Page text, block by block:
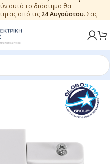
αυτό το διάστημα θα
από τις 24 Αυγούστου. Σας